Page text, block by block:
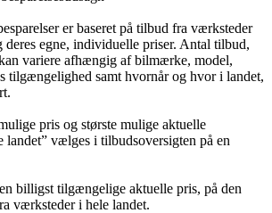
er baseret på tilbud fra værksteder
egne, individuelle priser. Antal tilbud,
variere afhængig af bilmærke, model,
tilgængelighed samt hvornår og hvor i landet,
pris og største mulige aktuelle
landet” vælges i tilbudsoversigten på en
billigst tilgængelige aktuelle pris, på den
værksteder i hele landet.